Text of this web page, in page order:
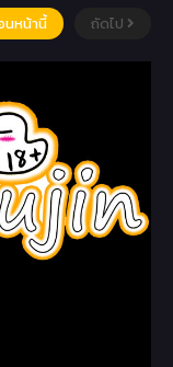
นหน้านี้ ถัดไป